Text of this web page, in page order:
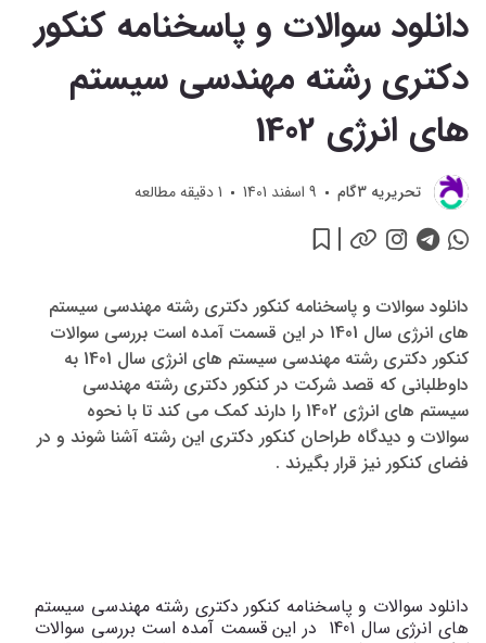
رشته مهندسی سیستم
های انرژی 1402
دانلود سوالات و پاسخنامه کنکور
دکتری رشته مهندسی سیستم
های انرژی 1402
تحريريه 3گام 9 اسفند 1401 1دقیقه مطالعه
دانلود سوالات و پاسخنامه کنکور دکتری رشته مهندسی سیستم
های انرژی سال 1401 در این قسمت آمده است بررسی سوالات
کنکور دکتری رشته مهندسی سیستم های انرژی سال 1401 به
داوطلبانی که قصد شرکت در کنکور دکتری رشته مهندسی
سیستم های انرژی 1402 را دارند کمک می کند تا با نحوه
سوالات و دیدگاه طراحان کنکور دکتری این رشته آشنا شوند و در
فضای کنکور نیز قرار بگیرند .
دانلود سوالات و پاسخنامه کنکور دکتری رشته مهندسی سیستم
های انرژی سال 1401 در این قسمت آمده است بررسی سوالات